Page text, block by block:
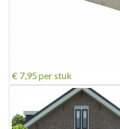
€ 7,95 per stuk